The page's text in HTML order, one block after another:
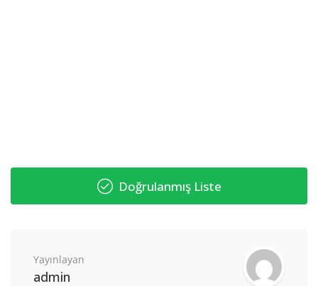
Doğrulanmış Liste
Yayınlayan
admin